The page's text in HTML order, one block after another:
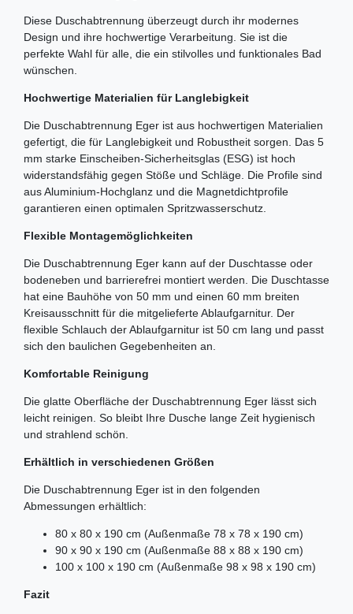
Diese Duschabtrennung überzeugt durch ihr modernes
Design und ihre hochwertige Verarbeitung. Sie ist die
perfekte Wahl für alle, die ein stilvolles und funktionales Bad
wünschen.
Hochwertige Materialien für Langlebigkeit
Die Duschabtrennung Eger ist aus hochwertigen Materialien
gefertigt, die für Langlebigkeit und Robustheit sorgen. Das 5
mm starke Einscheiben-Sicherheitsglas (ESG) ist hoch
widerstandsfähig gegen Stöße und Schläge. Die Profile sind
aus Aluminium-Hochglanz und die Magnetdichtprofile
garantieren einen optimalen Spritzwasserschutz.
Flexible Montagemöglichkeiten
Die Duschabtrennung Eger kann auf der Duschtasse oder
bodeneben und barrierefrei montiert werden. Die Duschtasse
hat eine Bauhöhe von 50 mm und einen 60 mm breiten
Kreisausschnitt für die mitgelieferte Ablaufgarnitur. Der
flexible Schlauch der Ablaufgarnitur ist 50 cm lang und passt
sich den baulichen Gegebenheiten an.
Komfortable Reinigung
Die glatte Oberfläche der Duschabtrennung Eger lässt sich
leicht reinigen. So bleibt Ihre Dusche lange Zeit hygienisch
und strahlend schön.
Erhältlich in verschiedenen Größen
Die Duschabtrennung Eger ist in den folgenden
Abmessungen erhältlich:
80 x 80 x 190 cm (Außenmaße 78 x 78 x 190 cm)
90 x 90 x 190 cm (Außenmaße 88 x 88 x 190 cm)
100 x 100 x 190 cm (Außenmaße 98 x 98 x 190 cm)
Fazit